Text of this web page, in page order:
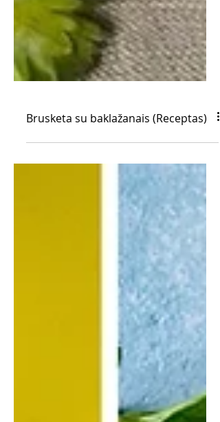
Brusketa su baklažanais (Receptas)